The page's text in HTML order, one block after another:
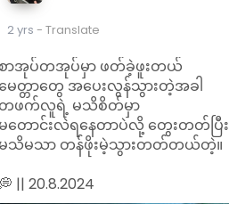
2 yrs - Translate
ာအုပ်တအုပ်မှာ ဖတ်ခဲ့ဖူးတယ်
ေတ္တာတွေ အပေးလွန်သွားတဲ့အခါ
ဖက်လူရဲ့ မသိစိတ်မှာ
တောင်းလဲရနေတာပဲလို့ တွေးတတ်ပြီး
သိမသာ တန်ဖိုးမဲ့သွားတတ်တယ်တဲ့။
|| 20.8.2024